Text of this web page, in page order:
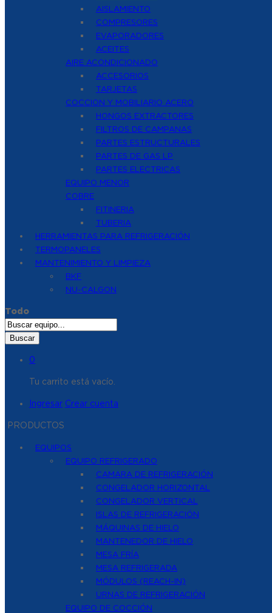
AISLAMIENTO
COMPRESORES
EVAPORADORES
ACEITES
AIRE ACONDICIONADO
ACCESORIOS
TARJETAS
COCCION Y MOBILIARIO ACERO
HONGOS EXTRACTORES
FILTROS DE CAMPANAS
PARTES ESTRUCTURALES
PARTES DE GAS LP
PARTES ELECTRICAS
EQUIPO MENOR
COBRE
FITINERIA
TUBERIA
HERRAMIENTAS PARA REFRIGERACIÓN
TERMOPANELES
MANTENIMIENTO Y LIMPIEZA
BKF
NU-CALGON
Todo
Buscar
0
Tu carrito está vacío.
Ingresar Crear cuenta
PRODUCTOS
EQUIPOS
EQUIPO REFRIGERADO
CAMARA DE REFRIGERACIÓN
CONGELADOR HORIZONTAL
CONGELADOR VERTICAL
ISLAS DE REFRIGERACIÓN
MÁQUINAS DE HIELO
MANTENEDOR DE HIELO
MESA FRÍA
MESA REFRIGERADA
MÓDULOS (REACH-IN)
URNAS DE REFRIGERACIÓN
EQUIPO DE COCCIÓN